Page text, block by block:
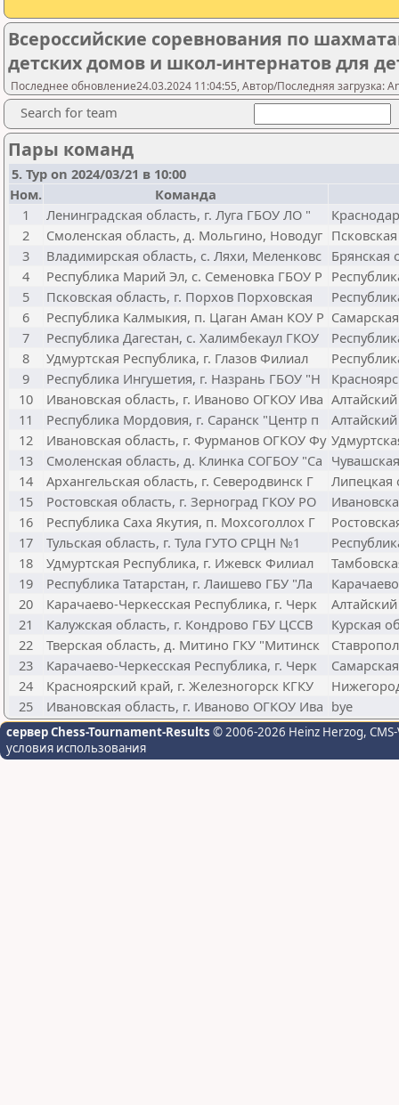
Всероссийские соревнования по
детских домов и школ-интернатов для
Последнее обновление24.03.2024 11:04:55, Автор/Последняя загрузка:
Search for team
Пары команд
5. Тур on 2024/03/21 в 10:00
Ном.
Команда
1
Ленинградская область, г. Луга ГБОУ ЛО "
2
Смоленская область, д. Мольгино, Новодуг
3
Владимирская область, с. Ляхи, Меленковс Брянская
4
Республика Марий Эл, с. Семеновка ГБОУ Р
5
Псковская область, г. Порхов Порховская
6
Республика Калмыкия, п. Цаган Аман КОУ Р
7
Республика Дагестан, с. Халимбекаул ГКОУ
8
Удмуртская Республика, г. Глазов Филиал
9
Республика Ингушетия, г. Назрань ГБОУ "Н
10
Ивановская область, г. Иваново ОГКОУ Ива
11
Республика Мордовия, г. Саранск "Центр п
12
Ивановская область, г. Фурманов ОГКОУ Фу
13
Смоленская область, д. Клинка СОГБОУ "Са
14
Архангельская область, г. Северодвинск Г
Липецкая
15
Ростовская область, г. Зерноград ГКОУ РО
16
Республика Саха Якутия, п. Мохсоголлох Г
17
Тульская область, г. Тула ГУТО СРЦН №1
18
Удмуртская Республика, г. Ижевск Филиал
19
Республика Татарстан, г. Лаишево ГБУ "Ла
20
Карачаево-Черкесская Республика, г. Черк
21
Калужская область, г. Кондрово ГБУ ЦССВ
Курская
22
Тверская область, д. Митино ГКУ "Митинск
23
Карачаево-Черкесская Республика, г. Черк
24
Красноярский край, г. Железногорск КГКУ
25
Ивановская область, г. Иваново ОГКОУ Ива bye
сервер Chess-Tournament-Results © 2006-2026 Heinz Herzog,
условия использования